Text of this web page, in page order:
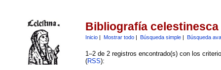
Bibliografía celestinesca
Inicio| Mostrar todo| Búsqueda simple| Búsqueda
1–2 de 2 registros encontrado(s) con los
(RSS):